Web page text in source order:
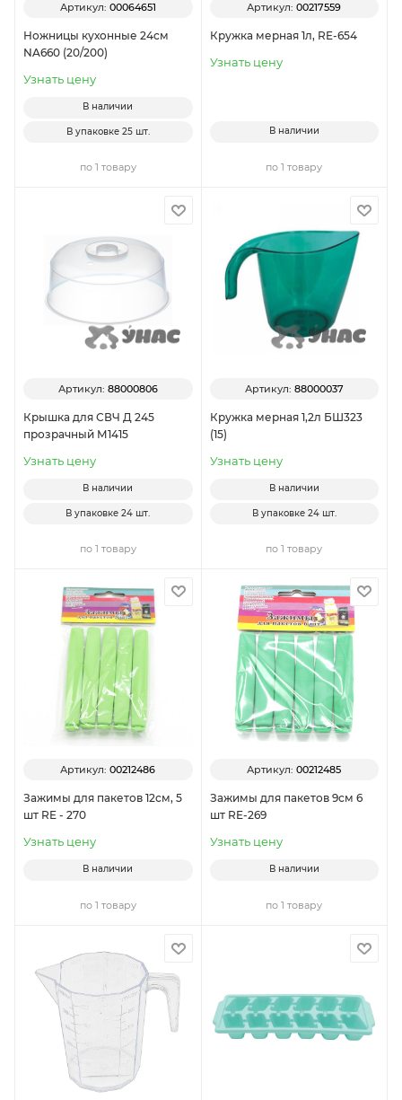
Артикул: 00064651
Ножницы кухонные 24см
NA660 (20/200)
Узнать цену
В наличии
В упаковке 25 шт.
по 1 товару
Артикул:00217559
Кружка мерная 1л, RE-654
Узнать цену
В наличии
по 1 товару
Артикул: 88000806
Крышка для СВЧ Д 245
прозрачный М1415
Узнать цену
В наличии
В упаковке24 шт.
по 1 товару
Артикул: 88000037
Кружка мерная 1,2л БШ323
(15)
Узнать цену
В наличии
В упаковке 24 шт.
по 1 товару
Артикул:00212486
Зажимы для пакетов 12см, 5
шт RE - 270
Узнать цену
В наличии
по 1 товару
Артикул:00212485
Зажимы для пакетов 9см 6
шт RE-269
Узнать цену
В наличии
по 1 товару